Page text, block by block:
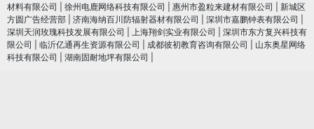
材料有限公司
徐州电鹿网络科技有限公司 惠州市盈粒来建材有限公司
新城区
方圆广告经营部
济南海纳百川防辐射器材有限公司 深圳市嘉鹏钟表有限公司
深圳天润玫瑰科技发展有限公司
上海翔剑实业有限公司
深圳市东方复兴科技有
限公司
临沂亿通再生资源有限公司 成都彼初教育咨询有限公司
山东奥星网络
科技有限公司
湖南固耐地坪有限公司